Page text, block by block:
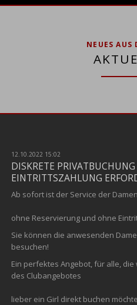
NEUES AUS
12.10.2022 15:02
DISKRETE
EINTRITTSZAHLUNG
Ab sofort ist der Service der
ohne Reservierung und ohne
Sie können die anwesenden
besuchen!
Ein perfektes Angebot, für alle,
des Clubangebotes
lieber ein Girl direkt buchen